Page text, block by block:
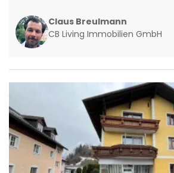
Claus Breulmann
CB Living Immobilien GmbH